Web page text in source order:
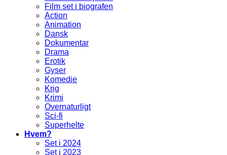
Film set i biografen
Action
Animation
Dansk
Dokumentar
Drama
Erotik
Gyser
Komedie
Krig
Krimi
Overnaturligt
Sci-fi
Superhelte
Hvem?
Set i 2024
Set i 2023